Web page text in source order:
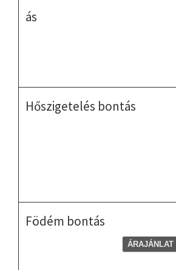
ás
Hőszigetelés bontás
Födém bontás
ÁRAJÁNLAT